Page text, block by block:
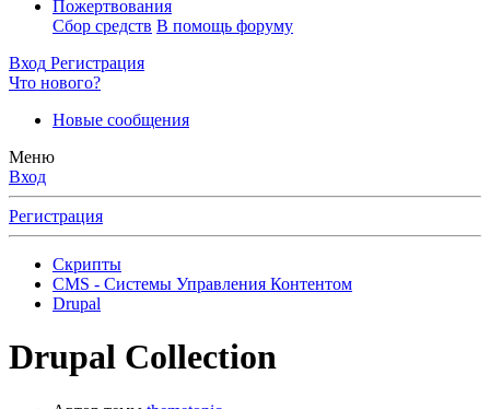
Пожертвования
Сбор средств В помощь форуму
Вход Регистрация
Что нового?
Новые сообщения
Меню
Вход
Регистрация
Скрипты
CMS - Системы Управления Контентом
Drupal
Drupal Collection